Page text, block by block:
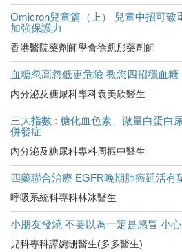
Omicron兒童篇（上） 兒童中招可致
加強保護力
香港醫院藥劑師學會徐凱彤藥劑師
血糖忽高忽低更危險 教您四招穩血糖
内分泌及糖尿科專科袁美欣醫生
三大指數 : 糖化血色素、微量白蛋白
併發症
內分泌及糖尿科專科周振中醫生
四藥聯合治療 EGFR晚期肺癌延活有
呼吸系統科專科林冰醫生
小朋友發燒 不要以為一定是感冒 小
兒科專科譚婉珊醫生(多多醫生)